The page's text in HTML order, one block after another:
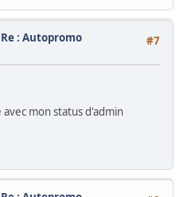
#7
Re : Autopromo
mon status d'admin